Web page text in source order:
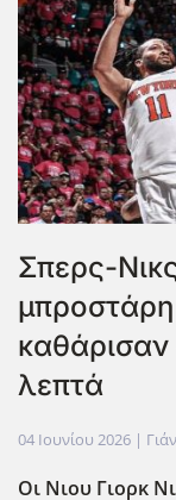
Σπερς-
καθάρισαν
λεπτά
04 Ιουνίου 2026 |
Οι Νιου Γιορκ